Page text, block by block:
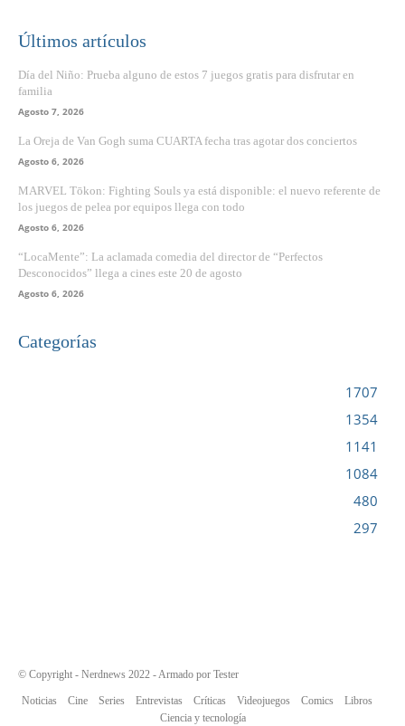
Últimos artículos
Día del Niño: Prueba alguno de estos 7 juegos gratis para disfrutar en
familia
Agosto 7, 2026
La Oreja de Van Gogh suma CUARTA fecha tras agotar dos conciertos
Agosto 6, 2026
MARVEL Tōkon: Fighting Souls ya está disponible: el nuevo referente de
los juegos de pelea por equipos llega con todo
Agosto 6, 2026
“LocaMente”: La aclamada comedia del director de “Perfectos
Desconocidos” llega a cines este 20 de agosto
Agosto 6, 2026
Categorías
1707
1354
1141
1084
480
297
© Copyright - Nerdnews 2022 - Armado por Tester
Noticias Cine Series Entrevistas Críticas Videojuegos Comics
Libros
Ciencia y tecnología